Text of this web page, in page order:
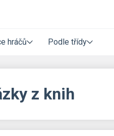
hráčů Podle třídy
z knih